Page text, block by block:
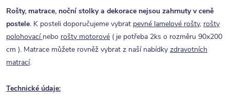
Rošty, matrace, noční stolky a dekorace nejsou zahrnuty v ceně
postele. K posteli doporučujeme vybrat pevné lamelové rošty, rošty
polohovací nebo rošty motorové ( je potřeba 2ks o rozměru 90x200
cm ). Matrace můžete rovněž vybrat z naší nabídky zdravotních
matrací.
Technické údaje: